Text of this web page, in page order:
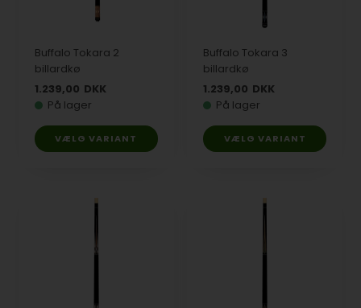
Buffalo Tokara 2
billardkø
1.239,00 DKK
På lager
VÆLG VARIANT
Buffalo Tokara 3
billardkø
1.239,00 DKK
På lager
VÆLG VARIANT